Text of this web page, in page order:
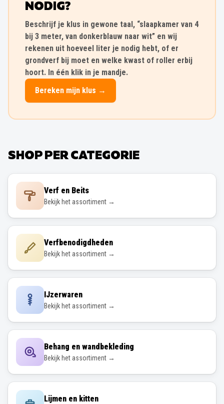
NODIG?
Beschrijf je klus in gewone taal, “slaapkamer van 4
bij 3 meter, van donkerblauw naar wit” en wij
rekenen uit hoeveel liter je nodig hebt, of er
grondverf bij moet en welke kwast of roller erbij
hoort. In één klik in je mandje.
Bereken mijn klus →
SHOP PER CATEGORIE
Verf en Beits
Bekijk het assortiment →
Verfbenodigdheden
Bekijk het assortiment →
IJzerwaren
Bekijk het assortiment →
Behang en wandbekleding
Bekijk het assortiment →
Lijmen en kitten